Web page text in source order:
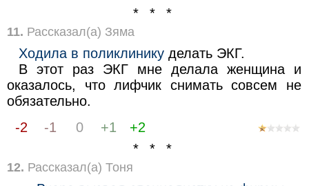
* * *
11. Рассказал(а) Зяма
Ходила в поликлинику делать ЭКГ.
В этот раз ЭКГ мне делала женщина и
оказалось, что лифчик снимать совсем не
обязательно.
-2
-1 0 +1
+2
* * *
12. Рассказал(а) Тоня